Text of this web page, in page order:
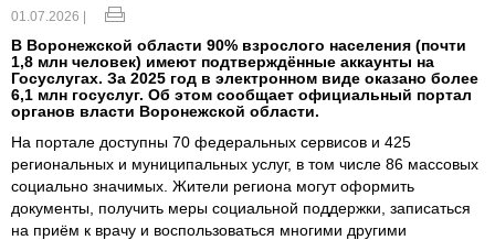
01.07.2026 |
В Воронежской области 90% взрослого населения (почти
1,8 млн человек) имеют подтверждённые аккаунты на
Госуслугах. За 2025 год в электронном виде оказано более
6,1 млн госуслуг. Об этом сообщает официальный портал
органов власти Воронежской области.
На портале доступны 70 федеральных сервисов и 425
региональных и муниципальных услуг, в том числе 86 массовых
социально значимых. Жители региона могут оформить
документы, получить меры социальной поддержки, записаться
на приём к врачу и воспользоваться многими другими